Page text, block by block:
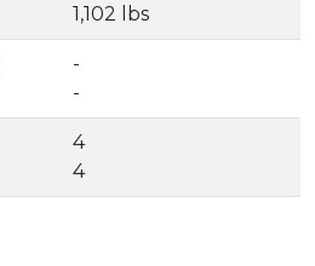
1,102 lbs
-
-
4
4